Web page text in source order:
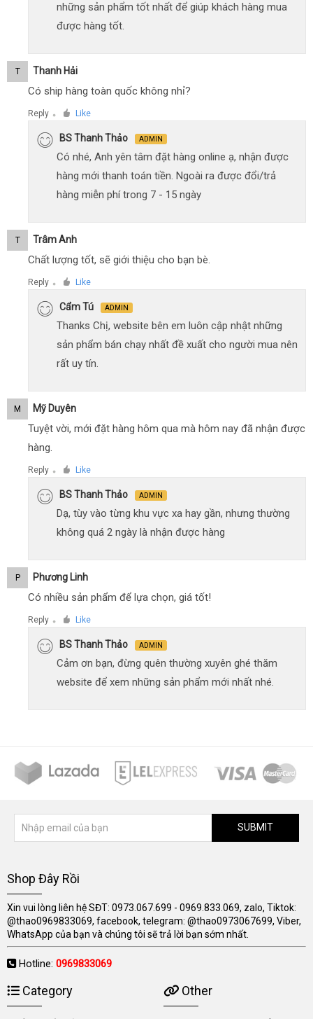
những sản phẩm tốt nhất để giúp khách hàng mua
được hàng tốt.
T Thanh Hải
Có ship hàng toàn quốc không nhỉ?
Reply ● Like
BS Thanh Thảo ADMIN
Có nhé, Anh yên tâm đặt hàng online ạ, nhận được
hàng mới thanh toán tiền. Ngoài ra được đổi/trả
hàng miễn phí trong 7 - 15 ngày
T Trâm Anh
Chất lượng tốt, sẽ giới thiệu cho bạn bè.
Reply ● Like
Cẩm Tú ADMIN
Thanks Chị, website bên em luôn cập nhật những
sản phẩm bán chạy nhất đề xuất cho người mua nên
rất uy tín.
M Mỹ Duyên
Tuyệt vời, mới đặt hàng hôm qua mà hôm nay đã nhận được
hàng.
Reply ● Like
BS Thanh Thảo ADMIN
Dạ, tùy vào từng khu vực xa hay gần, nhưng thường
không quá 2 ngày là nhận được hàng
P Phương Linh
Có nhiều sản phẩm để lựa chọn, giá tốt!
Reply ● Like
BS Thanh Thảo ADMIN
Cảm ơn bạn, đừng quên thường xuyên ghé thăm
website để xem những sản phẩm mới nhất nhé.
SUBMIT
Shop Đây Rồi
Xin vui lòng liên hệ SĐT: 0973.067.699 - 0969.833.069, zalo, Tiktok:
@thao0969833069, facebook, telegram: @thao0973067699, Viber,
WhatsApp của bạn và chúng tôi sẽ trả lời bạn sớm nhất.
Hotline: 0969833069
Category Other